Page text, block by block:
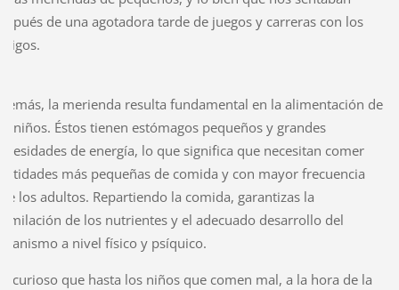
de una agotadora tarde de juegos y carreras con los
la merienda resulta fundamental en la alimentación de
niños. Éstos tienen estómagos pequeños y grandes
de energía, lo que significa que necesitan comer
más pequeñas de comida y con mayor frecuencia
los adultos. Repartiendo la comida, garantizas la
de los nutrientes y el adecuado desarrollo del
a nivel físico y psíquico.
curioso que hasta los niños que comen mal, a la hora de la